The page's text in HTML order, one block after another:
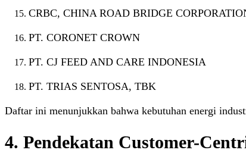
CRBC, CHINA ROAD BRIDGE
PT. CORONET CROWN
PT. CJ FEED AND CARE INDONESIA
PT. TRIAS SENTOSA, TBK
Daftar ini menunjukkan bahwa kebutuhan energi
4. Pendekatan Customer-